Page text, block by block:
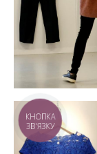
КНОПКА
ЗВ'ЯЗКУ